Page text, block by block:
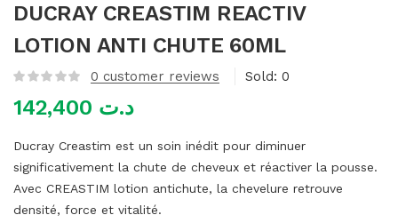
DUCRAY CREASTIM REACTIV
LOTION ANTI CHUTE 60ML
0 customer reviews Sold: 0
د.ت
Ducray Creastim est un soin inédit pour diminuer
significativement la chute de cheveux et réactiver la pousse.
Avec CREASTIM lotion antichute, la chevelure retrouve
densité, force et vitalité.